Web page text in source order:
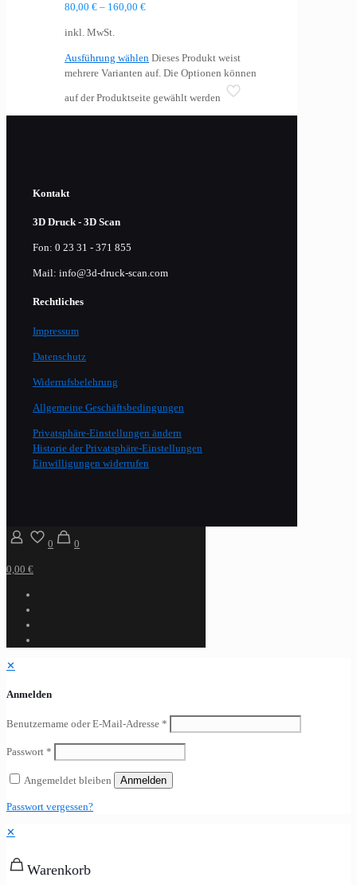
80,00 € – 160,00 €
inkl. MwSt.
Ausführung wählen Dieses Produkt weist
mehrere Varianten auf. Die Optionen können
auf der Produktseite gewählt werden
Kontakt
3D Druck - 3D Scan
Fon: 0 23 31 - 371 855
Mail: info@3d-druck-scan.com
Rechtliches
Impressum
Datenschutz
Widerrufsbelehrung
Allgemeine Geschäftsbedingungen
Privatsphäre-Einstellungen ändern
Historie der Privatsphäre-Einstellungen
Einwilligungen widerrufen
0 0
0,00 €
✕
Anmelden
Benutzername oder E-Mail-Adresse *
Passwort *
Angemeldet bleiben Anmelden
Passwort vergessen?
✕
Warenkorb